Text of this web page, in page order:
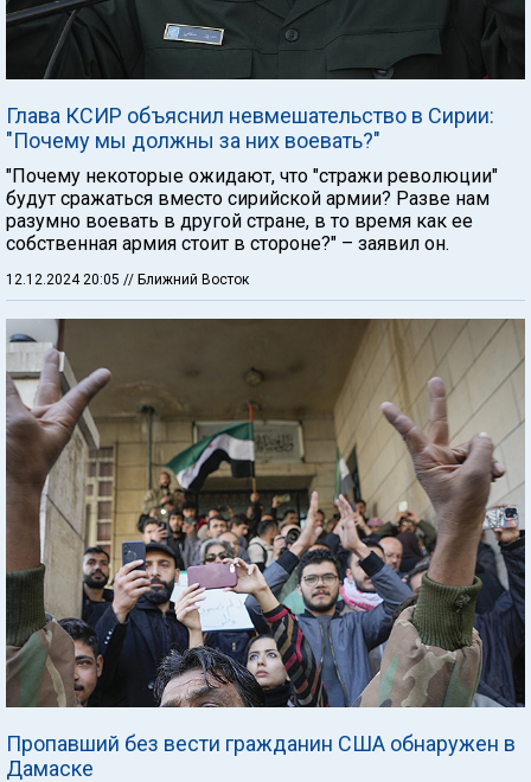
Глава КСИР объяснил невмешательство в Сирии:
"Почему мы должны за них воевать?"
"Почему некоторые ожидают, что "стражи революции"
будут сражаться вместо сирийской армии? Разве нам
разумно воевать в другой стране, в то время как ее
собственная армия стоит в стороне?" – заявил он.
12.12.2024 20:05 // Ближний Восток
Пропавший без вести гражданин США обнаружен в
Дамаске